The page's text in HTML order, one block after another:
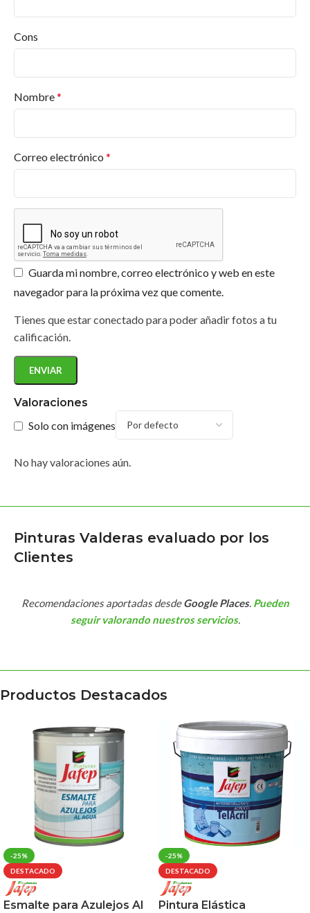
Desde pinturas para interiores y exteriores hasta
barnices, esmaltes, selladores, revestimientos, en
¿Ofrecen asesoramiento para proyectos
¿Los productos de Jafep son respetuosos con
el medio ambiente?
Valoraciones
Solo con imágenes
No hay valoraciones aún.
Cons
Nombre*
Correo electrónico *
Guarda mi nombre, correo electrónico y web en este
navegador para la próxima vez que comente.
Tienes que estar conectado para poder añadir fotos a tu
calificación.
Pinturas Valderas evaluado por los
Clientes
Recomendaciones aportadas desdeGoogle Places. Pueden
seguir valorando nuestros servicios.
Productos Destacados
-25%
DESTACADO
Esmalte para Azulejos Al
-25%
DESTACADO
Pintura Elástica